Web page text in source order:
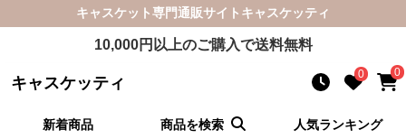
キャスケット専門通販サイト キャスケッティ
10,000円以上のご購入で送料無料
キャスケッティ 0 0
新着商品 商品を検索 人気ランキング